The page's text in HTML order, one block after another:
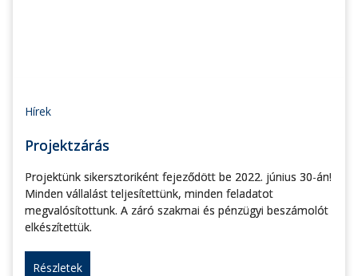
Hírek
Projektzárás
Projektünk sikersztoriként fejeződött be 2022. június 30-án!
Minden vállalást teljesítettünk, minden feladatot
megvalósítottunk. A záró szakmai és pénzügyi beszámolót
elkészítettük.
Részletek